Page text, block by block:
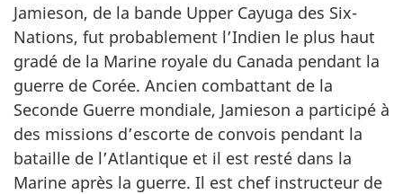
Jamieson, de la bande Upper Cayuga des Six-
Nations, fut probablement l’Indien le plus haut
gradé de la Marine royale du Canada pendant la
guerre de Corée. Ancien combattant de la
Seconde Guerre mondiale, Jamieson a participé à
des missions d’escorte de convois pendant la
bataille de l’Atlantique et il est resté dans la
Marine après la guerre. Il est chef instructeur de